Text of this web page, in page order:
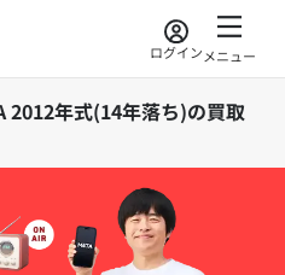
ログインメニュー
2012年式(14年落ち)の買取